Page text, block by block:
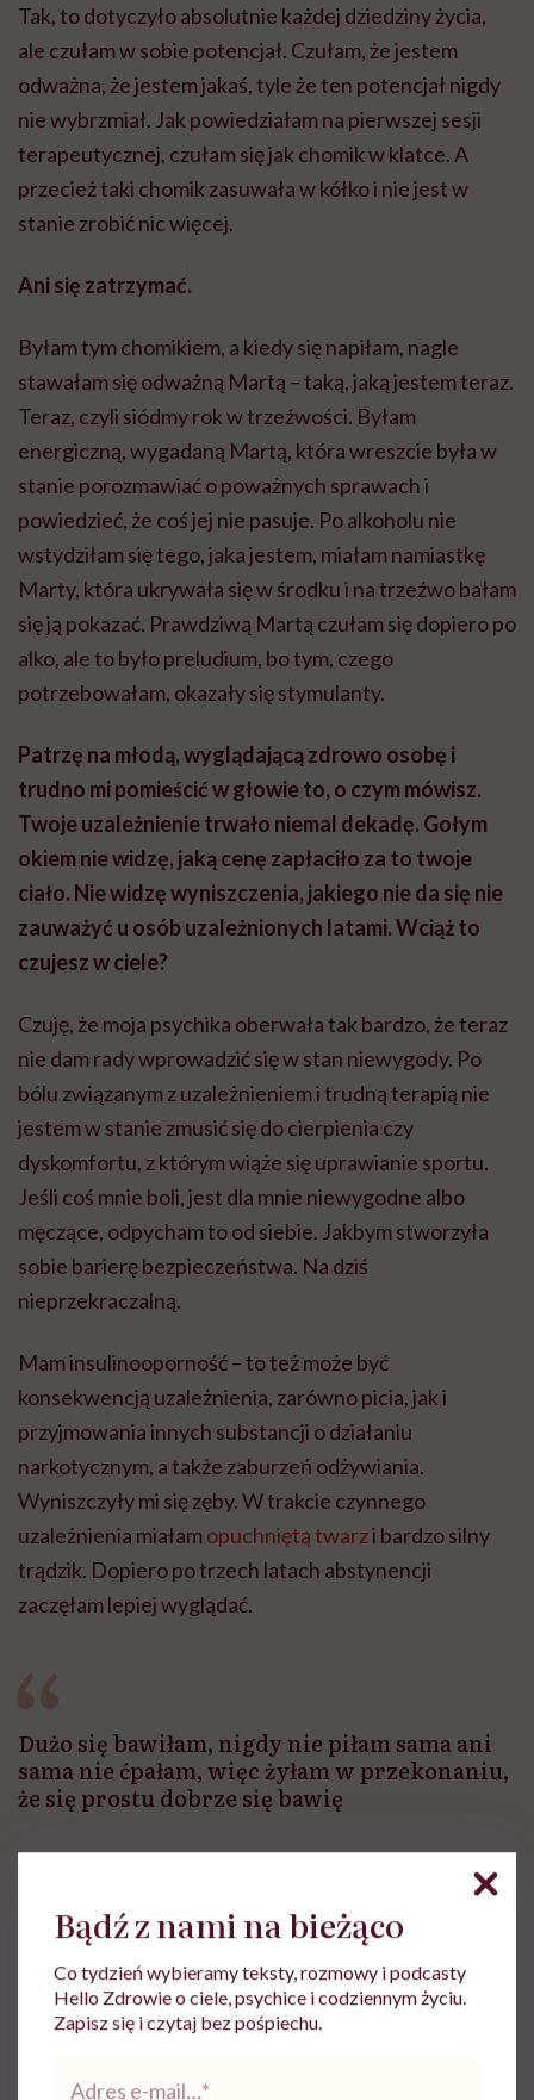
Tak, to dotyczyło absolutnie każdej dziedziny życia,
ale czułam w sobie potencjał. Czułam, że jestem
odważna, że jestem jakaś, tyle że ten potencjał nigdy
nie wybrzmiał. Jak powiedziałam na pierwszej sesji
terapeutycznej, czułam się jak chomik w klatce. A
przecież taki chomik zasuwała w kółko i nie jest w
stanie zrobić nic więcej.
Ani się zatrzymać.
Byłam tym chomikiem, a kiedy się napiłam, nagle
stawałam się odważną Martą – taką, jaką jestem teraz.
Teraz, czyli siódmy rok w trzeźwości. Byłam
energiczną, wygadaną Martą, która wreszcie była w
stanie porozmawiać o poważnych sprawach i
powiedzieć, że coś jej nie pasuje. Po alkoholu nie
wstydziłam się tego, jaka jestem, miałam namiastkę
Marty, która ukrywała się w środku i na trzeźwo bałam
się ją pokazać. Prawdziwą Martą czułam się dopiero po
alko, ale to było preludium, bo tym, czego
potrzebowałam, okazały się stymulanty.
Patrzę na młodą, wyglądającą zdrowo osobę i
trudno mi pomieścić w głowie to, o czym mówisz.
Twoje uzależnienie trwało niemal dekadę. Gołym
okiem nie widzę, jaką cenę zapłaciło za to twoje
ciało. Nie widzę wyniszczenia, jakiego nie da się nie
zauważyć u osób uzależnionych latami. Wciąż to
czujesz w ciele?
Czuję, że moja psychika oberwała tak bardzo, że teraz
nie dam rady wprowadzić się w stan niewygody. Po
bólu związanym z uzależnieniem i trudną terapią nie
jestem w stanie zmusić się do cierpienia czy
dyskomfortu, z którym wiąże się uprawianie sportu.
Jeśli coś mnie boli, jest dla mnie niewygodne albo
męczące, odpycham to od siebie. Jakbym stworzyła
sobie barierę bezpieczeństwa. Na dziś
nieprzekraczalną.
Mam insulinooporność – to też może być
konsekwencją uzależnienia, zarówno picia, jak i
przyjmowania innych substancji o działaniu
narkotycznym, a także zaburzeń odżywiania.
Wyniszczyły mi się zęby. W trakcie czynnego
uzależnienia miałamopuchniętą twarzi bardzo silny
trądzik. Dopiero po trzech latach abstynencji
zaczęłam lepiej wyglądać.
Dużo się bawiłam, nigdy nie piłam sama ani
sama nie ćpałam, więc żyłam w przekonaniu,
że się prostu dobrze się bawię
O swojej relacji z jedzeniem też myślisz w kategorii
uzależnienia?
Tak! To był koszmar.
A oglądanie pornografii to ucieczka przed
Bądź z nami na bieżąco
Co tydzień wybieramy teksty, rozmowy i podcasty
Hello Zdrowie o ciele, psychice i codziennym życiu.
Zapisz się i czytaj bez pośpiechu.